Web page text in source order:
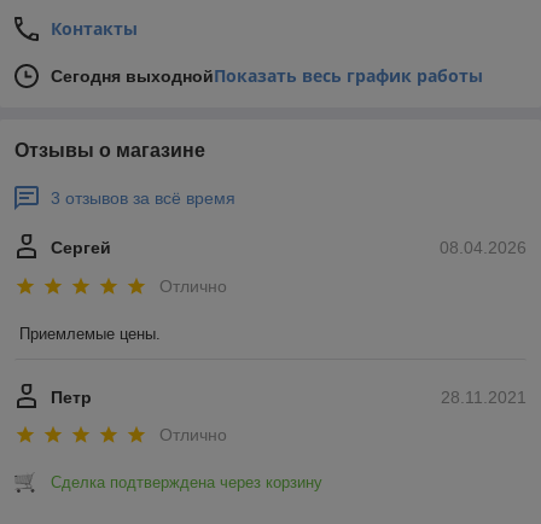
Контакты
Сегодня выходнойПоказать весь график работы
Отзывы о магазине
3 отзывов за всё время
08.04.2026
Сергей
Отлично
Приемлемые цены.
28.11.2021
Петр
Отлично
Сделка подтверждена через корзину